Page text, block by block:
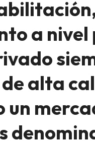
a
alta
un